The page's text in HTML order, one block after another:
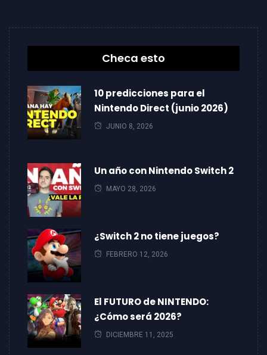
Checa esto
10 predicciones para el
Nintendo Direct (junio 2026)
JUNIO 8, 2026
Un año con Nintendo Switch 2
MAYO 28, 2026
¿Switch 2 no tiene juegos?
FEBRERO 12, 2026
El FUTURO de NINTENDO:
¿Cómo será 2026?
DICIEMBRE 11, 2025